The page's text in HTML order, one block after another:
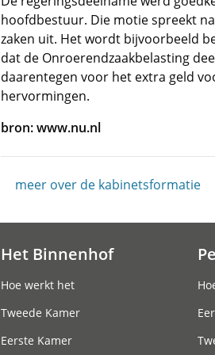
hoofdbestuur. Die motie spreekt
zaken uit. Het wordt bijvoorbeeld
dat de Onroerendzaakbelasting
daarentegen voor het extra geld
hervormingen.
bron: www.nu.nl
meer over de kabinetsformatie
Het Binnenhof
Hoe werkt het
Tweede Kamer
Eerste Kamer